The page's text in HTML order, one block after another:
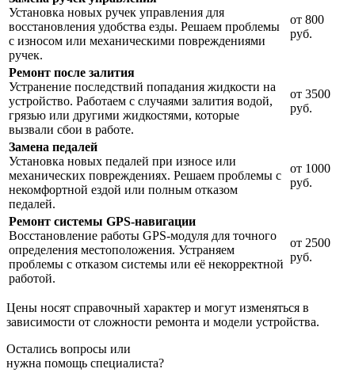
Установка новых ручек управления для
восстановления удобства езды. Решаем проблемы
с износом или механическими повреждениями
ручек.
от 800
руб.
Ремонт после залития
Устранение последствий попадания жидкости на
устройство. Работаем с случаями залития водой,
грязью или другими жидкостями, которые
вызвали сбои в работе.
от 3500
руб.
Замена педалей
Установка новых педалей при износе или
механических повреждениях. Решаем проблемы с
некомфортной ездой или полным отказом
педалей.
от 1000
руб.
Ремонт системы GPS-навигации
Восстановление работы GPS-модуля для точного
определения местоположения. Устраняем
проблемы с отказом системы или её некорректной
работой.
от 2500
руб.
Цены носят справочный характер и могут изменяться в
зависимости от сложности ремонта и модели устройства.
Остались вопросы или
нужна помощь специалиста?